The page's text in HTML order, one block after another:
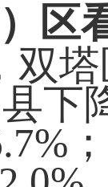
区
双
下
；